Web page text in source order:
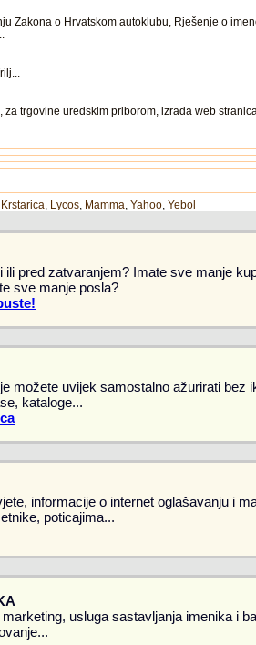
Zakona o Hrvatskom autoklubu, Rješenje o
trgovine uredskim priborom, izrada web
Krstarica, Lycos, Mamma, Yahoo, Yebol
pred zatvaranjem? Imate sve manje
sve manje posla?
možete uvijek samostalno ažurirati bez
kataloge...
informacije o internet oglašavanju i
poticajima...
usluga sastavljanja imenika i